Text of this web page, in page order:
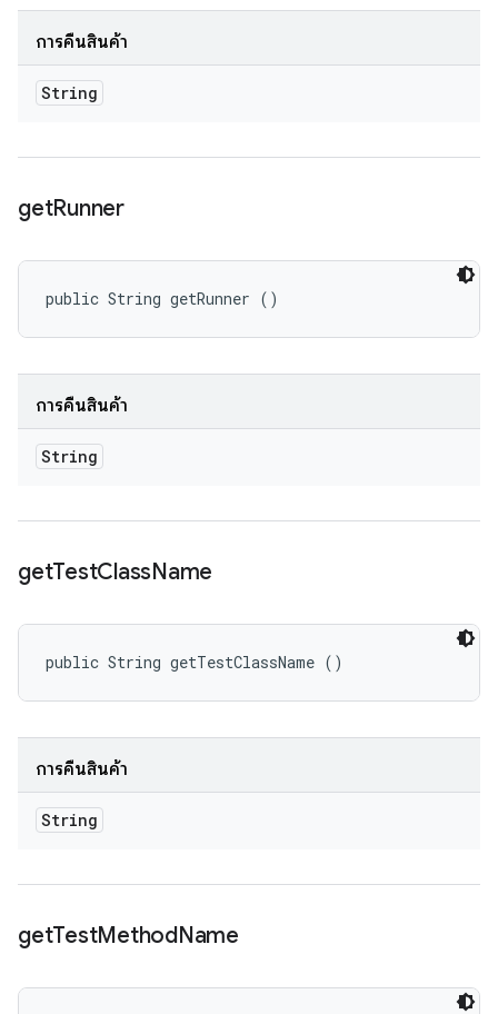
การคืนสินค้า
String
getRunner
public String getRunner ()
การคืนสินค้า
String
getTestClassName
public String getTestClassName ()
การคืนสินค้า
String
getTestMethodName